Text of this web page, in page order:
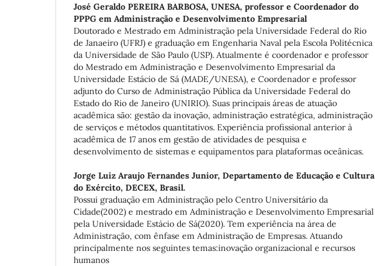
José Geraldo PEREIRA BARBOSA, UNESA, professor e Coordenador do
PPPG em Administração e Desenvolvimento Empresarial
Doutorado e Mestrado em Administração pela Universidade Federal do Rio
de Janaeiro (UFRJ) e graduação em Engenharia Naval pela Escola Politécnica
da Universidade de São Paulo (USP). Atualmente é coordenador e professor
do Mestrado em Administração e Desenvolvimento Empresarial da
Universidade Estácio de Sá (MADE/UNESA), e Coordenador e professor
adjunto do Curso de Administração Pública da Universidade Federal do
Estado do Rio de Janeiro (UNIRIO). Suas principais áreas de atuação
acadêmica são: gestão da inovação, administração estratégica, administração
de serviços e métodos quantitativos. Experiência profissional anterior à
acadêmica de 17 anos em gestão de atividades de pesquisa e
desenvolvimento de sistemas e equipamentos para plataformas oceânicas.
Jorge Luiz Araujo Fernandes Junior, Departamento de Educação e Cultura
do Exército, DECEX, Brasil.
Possui graduação em Administração pelo Centro Universitário da
Cidade(2002) e mestrado em Administração e Desenvolvimento Empresarial
pela Universidade Estácio de Sá(2020). Tem experiência na área de
Administração, com ênfase em Administração de Empresas. Atuando
principalmente nos seguintes temas:inovação organizacional e recursos
humanos